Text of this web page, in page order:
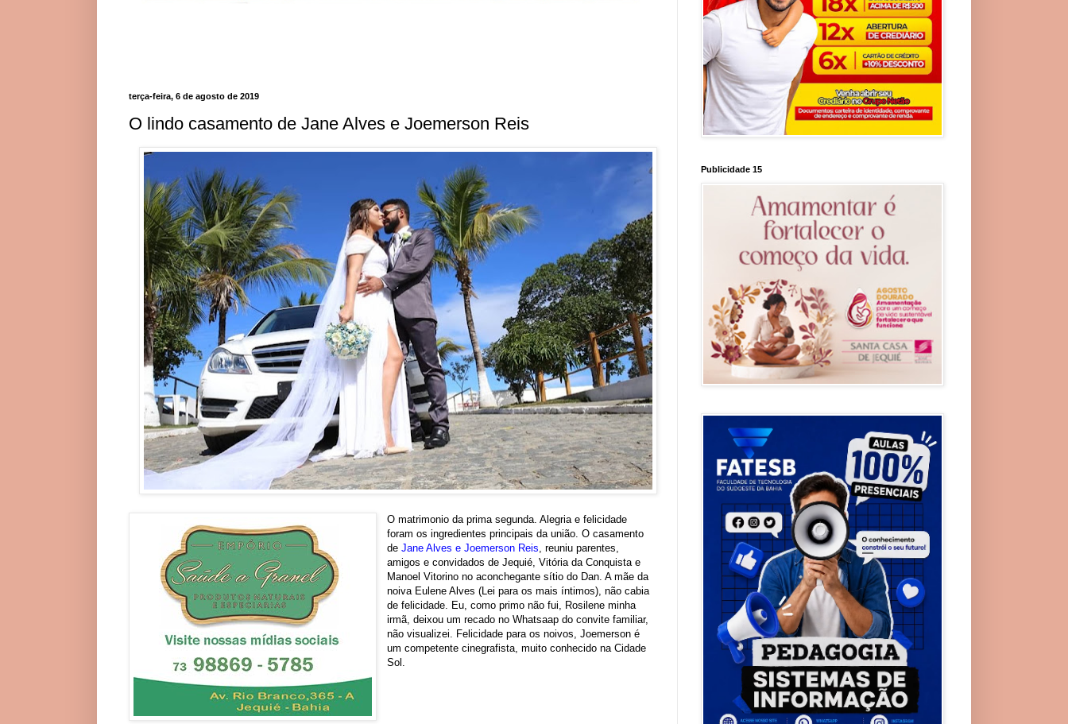
terça-feira, 6 de agosto de 2019
O lindo casamento de Jane Alves e Joemerson Reis
O matrimonio da prima segunda. Alegria e felicidade
foram os ingredientes principais da união. O casamento
deJane Alves e Joemerson Reis, reuniu parentes,
amigos e convidados de Jequié, Vitória da Conquista e
Manoel Vitorino no aconchegante sítio do Dan. A mãe da
noiva Eulene Alves (Lei para os mais íntimos), não cabia
de felicidade. Eu, como primo não fui, Rosilene minha
irmã, deixou um recado no Whatsaap do convite familiar,
não visualizei. Felicidade para os noivos, Joemerson é
um competente cinegrafista, muito conhecido na Cidade
Sol.
Publicidade 15